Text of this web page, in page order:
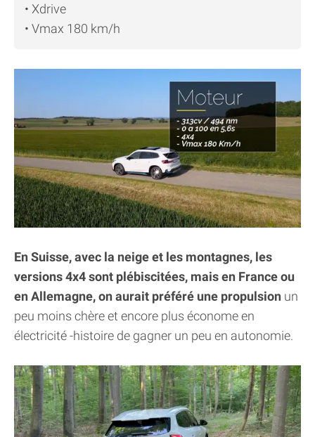
• Xdrive
• Vmax 180 km/h
En Suisse, avec la neige et les montagnes, les
versions 4x4 sont plébiscitées, mais en France ou
en Allemagne, on aurait préféré une propulsion un
peu moins chère et encore plus économe en
électricité -histoire de gagner un peu en autonomie.